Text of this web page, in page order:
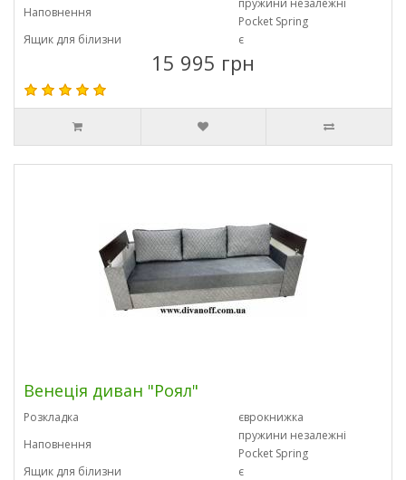
Наповнення
пружини незалежні
Pocket Spring
Ящик для білизни
є
15 995 грн
Венеція диван "Роял"
Розкладка
єврокнижка
Наповнення
пружини незалежні
Pocket Spring
Ящик для білизни
є